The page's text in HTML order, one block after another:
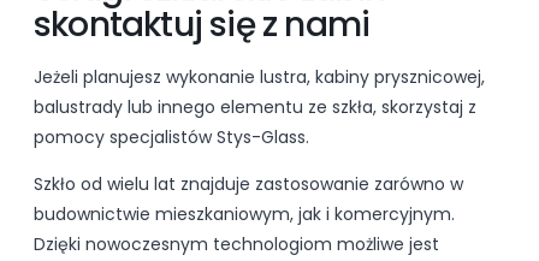
skontaktuj się z nami
Jeżeli planujesz wykonanie lustra, kabiny prysznicowej,
balustrady lub innego elementu ze szkła, skorzystaj z
pomocy specjalistów Stys-Glass.
Szkło od wielu lat znajduje zastosowanie zarówno w
budownictwie mieszkaniowym, jak i komercyjnym.
Dzięki nowoczesnym technologiom możliwe jest